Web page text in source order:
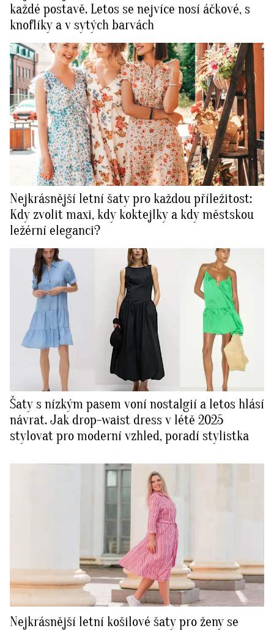
každé postavě. Letos se nejvíce nosí áčkové, s
knoflíky a v sytých barvách
Nejkrásnější letní šaty pro každou příležitost:
Kdy zvolit maxi, kdy koktejlky a kdy městskou
ležérní eleganci?
Šaty s nízkým pasem voní nostalgií a letos hlásí
návrat. Jak drop-waist dress v létě 2025
stylovat pro moderní vzhled, poradí stylistka
Nejkrásnější letní košilové šaty pro ženy se